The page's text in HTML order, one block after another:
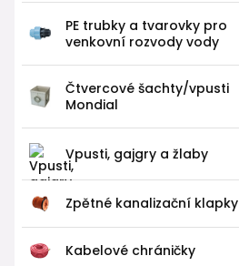
PE trubky a tvarovky pro
venkovní rozvody vody
Čtvercové šachty/vpusti
Mondial
Vpusti, gajgry a žlaby
Zpětné kanalizační klapky
Kabelové chráničky